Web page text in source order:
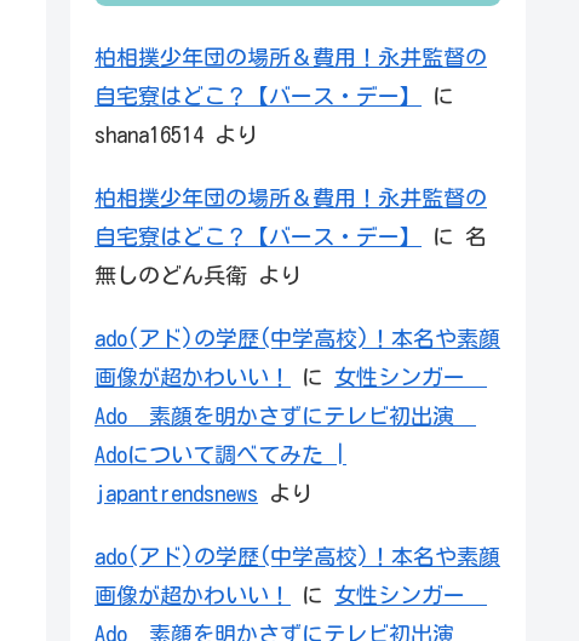
柏相撲少年団の場所＆費用！永井監督の
自宅寮はどこ？【バース・デー】
に
shana16514 より
柏相撲少年団の場所＆費用！永井監督の
自宅寮はどこ？【バース・デー】
に 名
無しのどん兵衛 より
ado(アド)の学歴(中学高校)！本名や素顔
画像が超かわいい！
に 女性シンガー
Ado 素顔を明かさずにテレビ初出演
Adoについて調べてみた |
japantrendsnews より
ado(アド)の学歴(中学高校)！本名や素顔
画像が超かわいい！
に 女性シンガー
Ado 素顔を明かさずにテレビ初出演